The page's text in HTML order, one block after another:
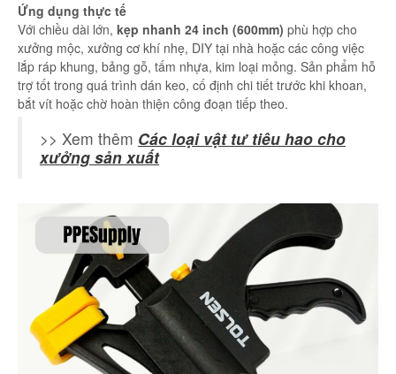
Ứng dụng thực tế
Với chiều dài lớn, kẹp nhanh 24 inch (600mm) phù hợp cho
xưởng mộc, xưởng cơ khí nhẹ, DIY tại nhà hoặc các công việc
lắp ráp khung, bảng gỗ, tấm nhựa, kim loại mỏng. Sản phẩm hỗ
trợ tốt trong quá trình dán keo, cố định chi tiết trước khi khoan,
bắt vít hoặc chờ hoàn thiện công đoạn tiếp theo.
>> Xem thêm Các loại vật tư tiêu hao cho
xưởng sản xuất